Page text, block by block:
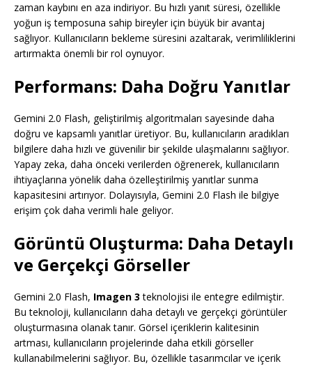
zaman kaybını en aza indiriyor. Bu hızlı yanıt süresi, özellikle
yoğun iş temposuna sahip bireyler için büyük bir avantaj
sağlıyor. Kullanıcıların bekleme süresini azaltarak, verimliliklerini
artırmakta önemli bir rol oynuyor.
Performans: Daha Doğru Yanıtlar
Gemini 2.0 Flash, geliştirilmiş algoritmaları sayesinde daha
doğru ve kapsamlı yanıtlar üretiyor. Bu, kullanıcıların aradıkları
bilgilere daha hızlı ve güvenilir bir şekilde ulaşmalarını sağlıyor.
Yapay zeka, daha önceki verilerden öğrenerek, kullanıcıların
ihtiyaçlarına yönelik daha özelleştirilmiş yanıtlar sunma
kapasitesini artırıyor. Dolayısıyla, Gemini 2.0 Flash ile bilgiye
erişim çok daha verimli hale geliyor.
Görüntü Oluşturma: Daha Detaylı
ve Gerçekçi Görseller
Gemini 2.0 Flash, Imagen 3 teknolojisi ile entegre edilmiştir.
Bu teknoloji, kullanıcıların daha detaylı ve gerçekçi görüntüler
oluşturmasına olanak tanır. Görsel içeriklerin kalitesinin
artması, kullanıcıların projelerinde daha etkili görseller
kullanabilmelerini sağlıyor. Bu, özellikle tasarımcılar ve içerik